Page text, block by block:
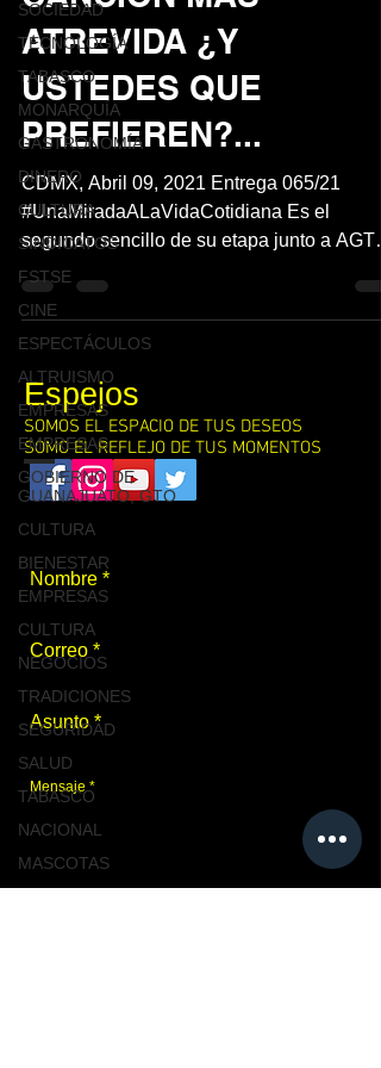
SOCIEDAD
TECNOLOGÍA
TABASCO
MONARQUÍA
GASTRONOMÍA
DINERO
CULTURA
SINDICATOS
FSTSE
CINE
ESPECTÁCULOS
ALTRUISMO
EMPRESAS
EMPRESAS
GOBIERNO DE
GUANAJUATO, GTO
CULTURA
BIENESTAR
EMPRESAS
CULTURA
NEGOCIOS
TRADICIONES
SEGURIDAD
SALUD
TABASCO
NACIONAL
MASCOTAS
ATREVIDA ¿Y
USTEDES QUE
PREFIEREN?...
CDMX, Abril 09, 2021 Entrega 065/21
#UnaMiradaALaVidaCotidiana Es el
segundo sencillo de su etapa junto a AGTE
Live, tras el éxito de...
Espejos
SOMOS EL ESPACIO DE TUS DESEOS
SOMO EL REFLEJO DE TUS MOMENTOS
Contacto